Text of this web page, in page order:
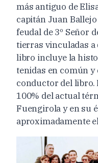
más antiguo de
capitán Juan
feudal de 3º Señor
tierras vinculadas
libro incluye la
tenidas en común y
conductor del libro.
100% del actual
Fuengirola y en su
aproximadamente